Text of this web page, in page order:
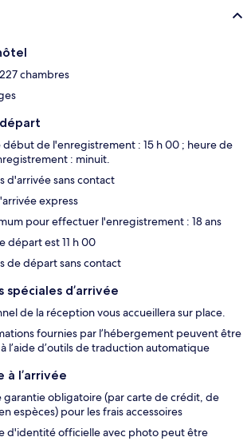
chambres
début de l'enregistrement : 15 h 00 ; heure de
: minuit.
d'arrivée sans contact
express
pour effectuer l'enregistrement : 18 ans
départ est 11 h 00
de départ sans contact
spéciales d’arrivée
de la réception vous accueillera sur place.
fournies par l’hébergement peuvent être
l’aide d’outils de traduction automatique
l’arrivée
garantie obligatoire (par carte de crédit, de
espèces) pour les frais accessoires
d'identité officielle avec photo peut être